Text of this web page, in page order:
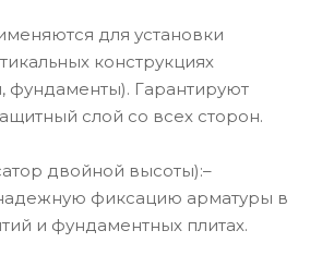
для установки
конструкциях
фундаменты). Гарантируют
слой со всех сторон.
двойной высоты):–
фиксацию арматуры в
и фундаментных плитах.